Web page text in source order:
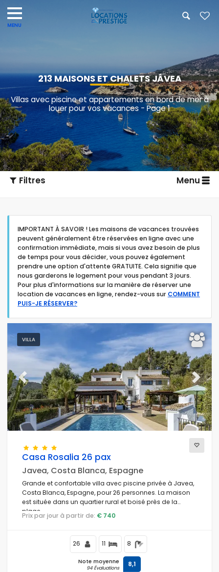
213 MAISONS ET CHALETS JÁVEA
Villas avec piscine et appartements en bord de mer à
louer pour vos vacances - Page 1
Filtres Menu
Type d'hébergement
Personnes
Chambres
Salles de bain
Animaux de compagnie admis
Filtres nettoyantes
IMPORTANT À SAVOIR ! Les maisons de vacances trouvées
peuvent généralement être réservées en ligne avec une
confirmation immédiate, mais si vous avez besoin de plus
de temps pour vous décider, vous pouvez également
prendre une option d'attente GRATUITE. Cela signifie que
nous garderons le logement pour vous pendant 3 jours.
Pour plus d'informations sur la manière de réserver une
location de vacances en ligne, rendez-vous sur COMMENT
PUIS-JE RÉSERVER?
VILLA
Previous Next
Casa Rosalia 26 pax
Javea, Costa Blanca, Espagne
Grande et confortable villa avec piscine privée à Javea,
Costa Blanca, Espagne, pour 26 personnes. La maison
est située dans un quartier rural et boisé près de la
plage.
Prix par jour à partir de: € 740
26 11 8
Note moyenne
94 Évaluations 8,1